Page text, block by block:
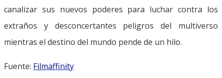
canalizar sus nuevos poderes para luchar contra los
extraños y desconcertantes peligros del multiverso
mientras el destino del mundo pende de un hilo.
Fuente: Filmaffinity